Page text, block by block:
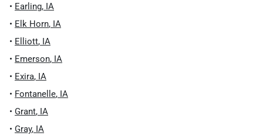
• Earling, IA
• Elk Horn, IA
• Elliott, IA
• Emerson, IA
• Exira, IA
• Fontanelle, IA
• Grant, IA
• Gray, IA